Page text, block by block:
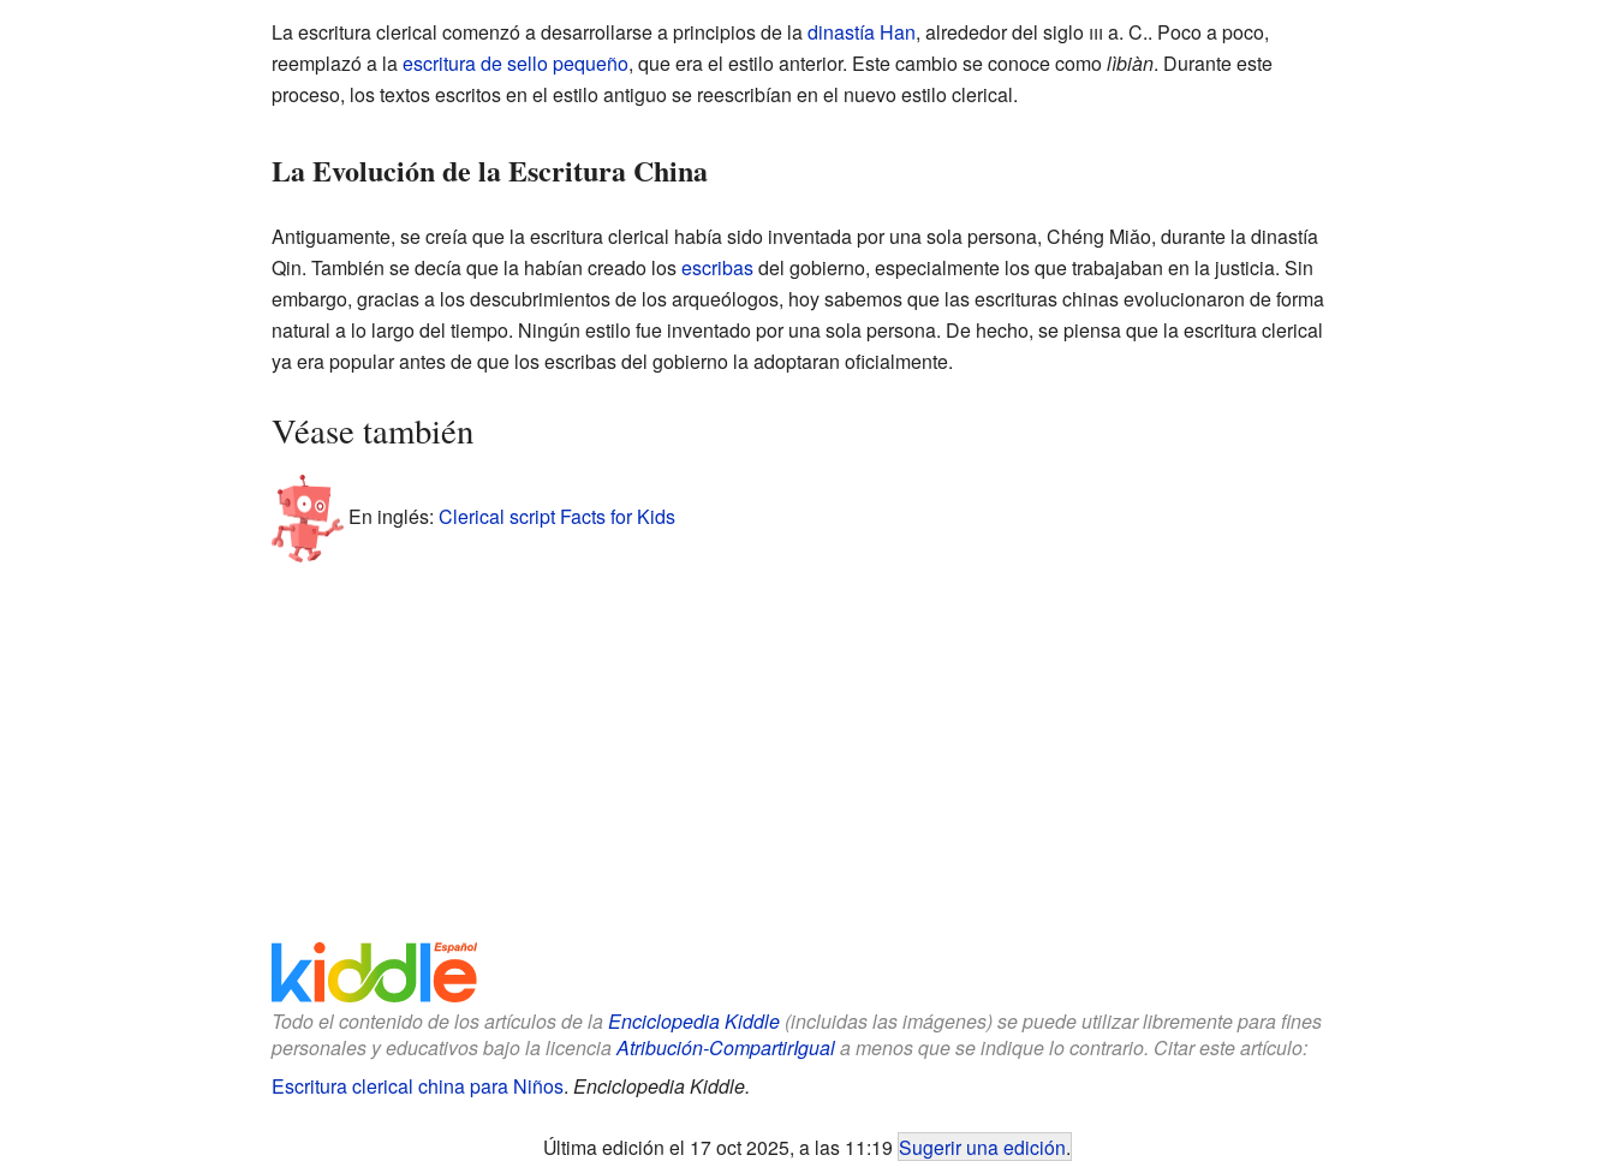
La escritura clerical comenzó a desarrollarse a principios de ladinastía Han, alrededor del siglo iii a. C.. Poco a poco,
reemplazó a laescritura de sello pequeño, que era el estilo anterior. Este cambio se conoce comolìbiàn. Durante este
proceso, los textos escritos en el estilo antiguo se reescribían en el nuevo estilo clerical.
La Evolución de la Escritura China
Antiguamente, se creía que la escritura clerical había sido inventada por una sola persona, Chéng Miǎo, durante la dinastía
Qin. También se decía que la habían creado losescribasdel gobierno, especialmente los que trabajaban en la justicia. Sin
embargo, gracias a los descubrimientos de los arqueólogos, hoy sabemos que las escrituras chinas evolucionaron de forma
natural a lo largo del tiempo. Ningún estilo fue inventado por una sola persona. De hecho, se piensa que la escritura clerical
ya era popular antes de que los escribas del gobierno la adoptaran oficialmente.
Véase también
En inglés: Clerical script Facts for Kids
Todo el contenido de los artículos de la Enciclopedia Kiddle(incluidas las imágenes) se puede utilizar libremente para fines
personales y educativos bajo la licenciaAtribución-CompartirIguala menos que se indique lo contrario. Citar este artículo:
Escritura clerical china para Niños. Enciclopedia Kiddle.
Última edición el 17 oct 2025, a las 11:19 Sugerir una edición.